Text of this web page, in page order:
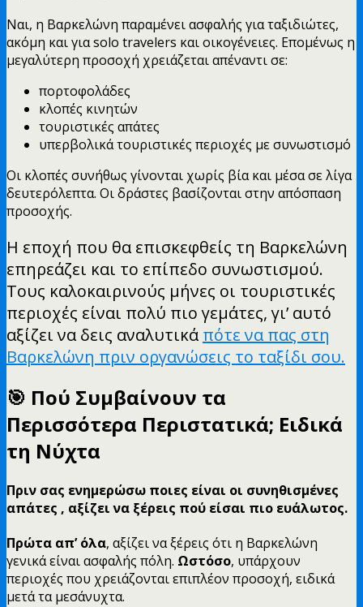
Ναι, η Βαρκελώνη παραμένει ασφαλής για ταξιδιώτες,
ακόμη και για solo travelers και οικογένειες. Επομένως η
μεγαλύτερη προσοχή χρειάζεται απέναντι σε:
πορτοφολάδες
κλοπές κινητών
τουριστικές απάτες
υπερβολικά τουριστικές περιοχές με συνωστισμό
Οι κλοπές συνήθως γίνονται χωρίς βία και μέσα σε λίγα
δευτερόλεπτα. Οι δράστες βασίζονται στην απόσπαση
προσοχής.
Η εποχή που θα επισκεφθείς τη Βαρκελώνη
επηρεάζει και το επίπεδο συνωστισμού.
Τους καλοκαιρινούς μήνες οι τουριστικές
περιοχές είναι πολύ πιο γεμάτες, γι’ αυτό
αξίζει να δεις αναλυτικάπότε να πας στη
Βαρκελώνη πριν οργανώσεις το ταξίδι σου.
🎯 Πού Συμβαίνουν τα
Περισσότερα Περιστατικά; Ειδικά
τη Νύχτα
Πριν σας ενημερώσω ποιες είναι οι συνηθισμένες
απάτες , αξίζει να ξέρεις πού είσαι πιο ευάλωτος.
Πρώτα απ’ όλα, αξίζει να ξέρεις ότι η Βαρκελώνη
γενικά είναι ασφαλής πόλη. Ωστόσο, υπάρχουν
περιοχές που χρειάζονται επιπλέον προσοχή, ειδικά
μετά τα μεσάνυχτα.